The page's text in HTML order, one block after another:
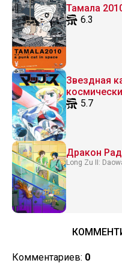
Тамала
6.3
Звездная
5.7
Дракон
Long Zu II:
Комментариев: 0